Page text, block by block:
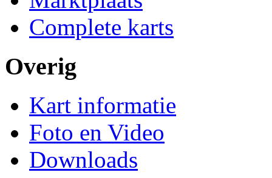
Complete karts
Overig
Kart informatie
Foto en Video
Downloads